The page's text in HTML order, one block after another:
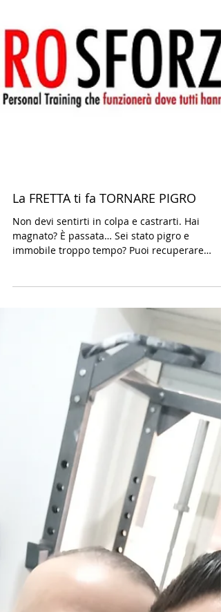
La FRETTA ti fa TORNARE PIGRO
Non devi sentirti in colpa e castrarti. Hai
magnato? È passata… Sei stato pigro e
quando vuoi ma...